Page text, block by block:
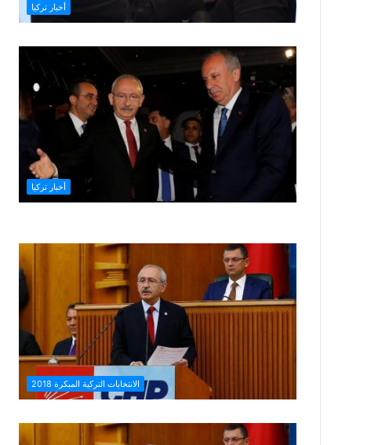
أخبار تركيا
أخبار تركيا
الانتخابات التركية المبكرة 2018